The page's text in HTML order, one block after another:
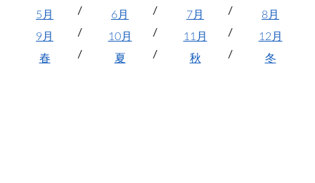
5月
6月 7月
8月
9月
10月 11月
12月
春
夏 秋 冬